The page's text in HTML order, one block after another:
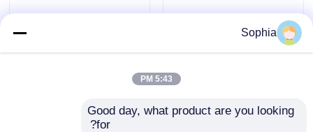
أخبارSophia
5:43 PM
Good day, what product are you looking
for?